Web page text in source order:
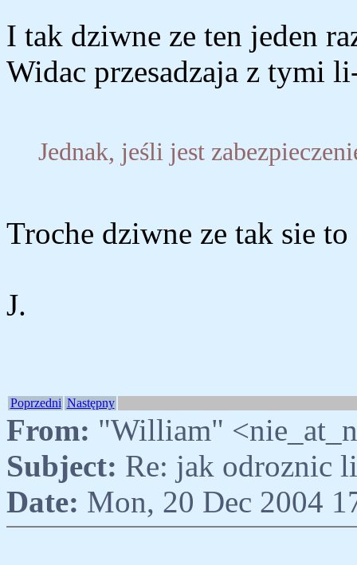
I tak dziwne ze ten jeden
Widac przesadzaja z tymi
Jednak, jeśli jest
Troche dziwne ze tak sie
J.
Poprzedni Następny
From: "William"
Subject: Re: jak odroznic
Date: Mon, 20 Dec 2004